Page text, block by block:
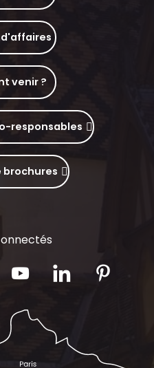
venir ?
responsables
brochures